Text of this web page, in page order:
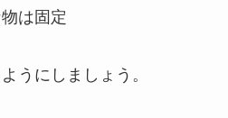
は固定
うにしましょう。